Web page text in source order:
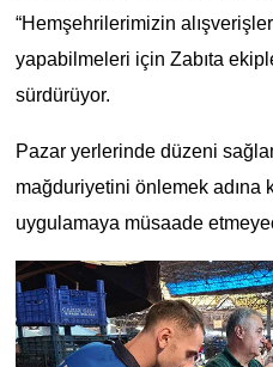
“Hemşehrilerimizin
yapabilmeleri için Zabıta
sürdürüyor.
Pazar yerlerinde düzeni
mağduriyetini önlemek adına
uygulamaya müsaade